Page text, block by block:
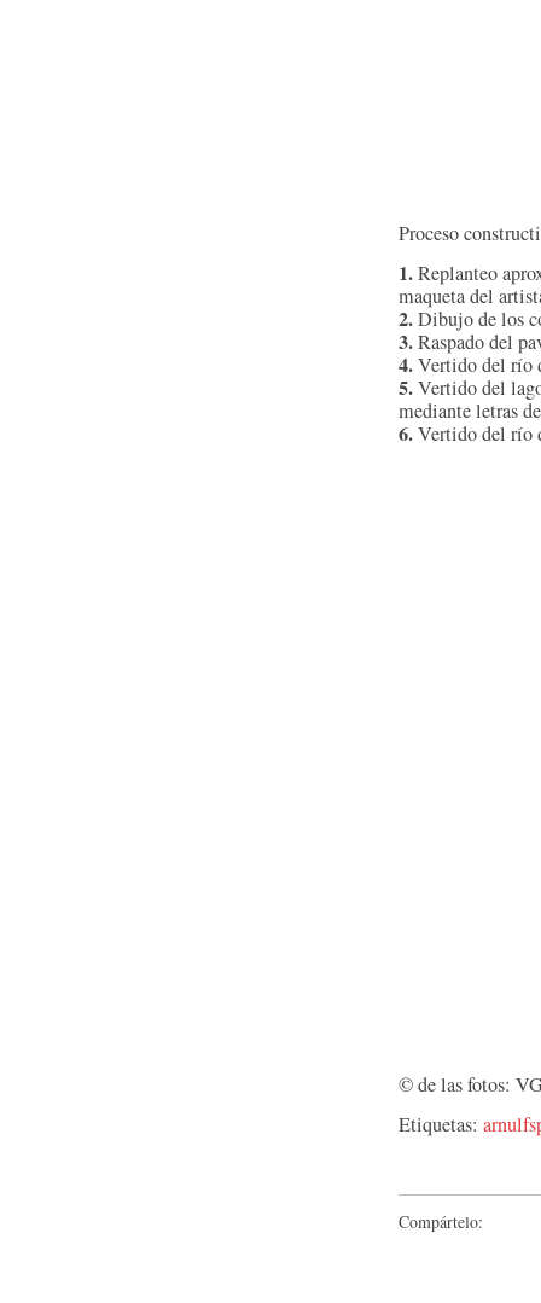
Proceso
1.Replanteo
maqueta del
2.Dibujo de los
3.Raspado del
4.Vertido del río
5.Vertido del
mediante letras
6.Vertido del río
© de las fotos:
Etiquetas:
Compártelo: